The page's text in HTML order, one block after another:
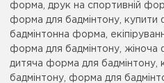
форма, друк на спортивній
форма для бадмінтону, купити
бадмінтонна форма,
форма для бадмінтону, жіноча
дитяча форма для
бадмінтону, форма для